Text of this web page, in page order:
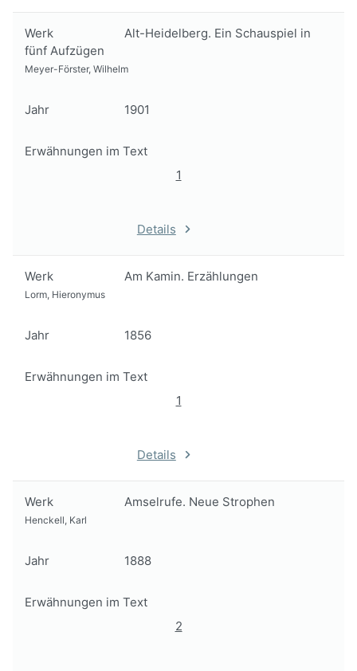
Werk
Alt-Heidelberg. Ein Schauspiel in
fünf Aufzügen
Meyer-Förster, Wilhelm
Jahr 1901
Erwähnungen im Text
1
Details
Werk Am Kamin. Erzählungen
Lorm, Hieronymus
Jahr 1856
Erwähnungen im Text
1
Details
Werk Amselrufe. Neue Strophen
Henckell, Karl
Jahr 1888
Erwähnungen im Text
2